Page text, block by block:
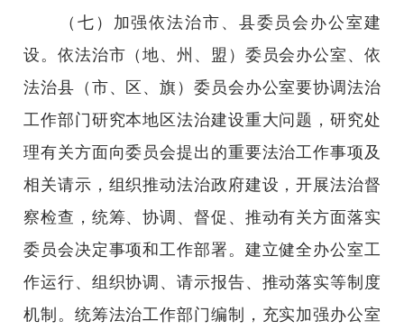
（七）加强依法治市、县委员会办公室建
设。依法治市（地、州、盟）委员会办公室、依
法治县（市、区、旗）委员会办公室要协调法治
工作部门研究本地区法治建设重大问题，研究处
理有关方面向委员会提出的重要法治工作事项及
相关请示，组织推动法治政府建设，开展法治督
察检查，统筹、协调、督促、推动有关方面落实
委员会决定事项和工作部署。建立健全办公室工
作运行、组织协调、请示报告、推动落实等制度
机制。统筹法治工作部门编制，充实加强办公室